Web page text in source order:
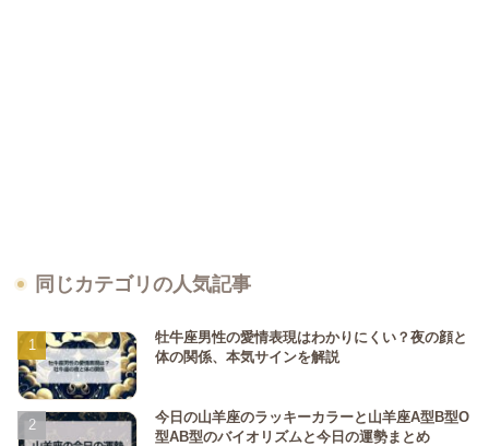
同じカテゴリの人気記事
牡牛座男性の愛情表現はわかりにくい？夜の顔と
体の関係、本気サインを解説
今日の山羊座のラッキーカラーと山羊座A型B型O
型AB型のバイオリズムと今日の運勢まとめ